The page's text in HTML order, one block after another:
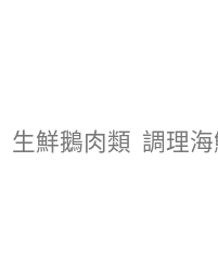
生鮮鵝肉類 調理海